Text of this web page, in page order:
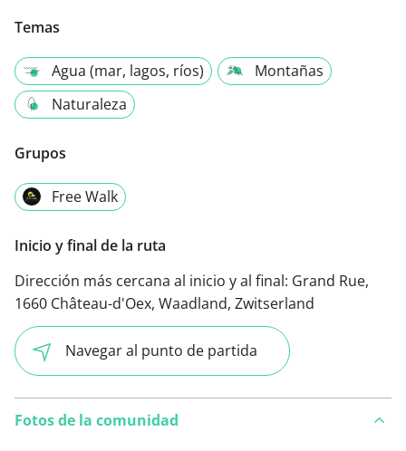
Temas
Agua (mar, lagos, ríos)
Montañas
Naturaleza
Grupos
Free Walk
Inicio y final de la ruta
Dirección más cercana al inicio y al final: Grand Rue,
1660 Château-d'Oex, Waadland, Zwitserland
Navegar al punto de partida
Fotos de la comunidad